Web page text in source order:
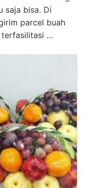
saja bisa. Di
parcel buah
terfasilitasi …